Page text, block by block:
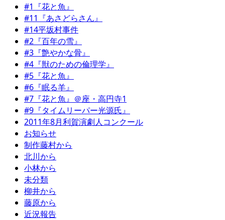
#1『花と魚』
#11『あさどらさん』
#14平坂村事件
#2『百年の雪』
#3『艶やかな骨』
#4『獣のための倫理学』
#5『花と魚』
#6『眠る羊』
#7『花と魚』＠座・高円寺1
#9『タイムリーパー光源氏』
2011年8月利賀演劇人コンクール
お知らせ
制作藤村から
北川から
小林から
未分類
柳井から
藤原から
近況報告